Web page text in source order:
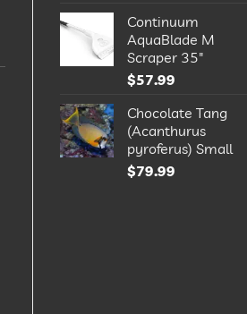
Continuum
AquaBlade M
Scraper 35"
$57.99
Chocolate Tang
(Acanthurus
pyroferus) Small
$79.99